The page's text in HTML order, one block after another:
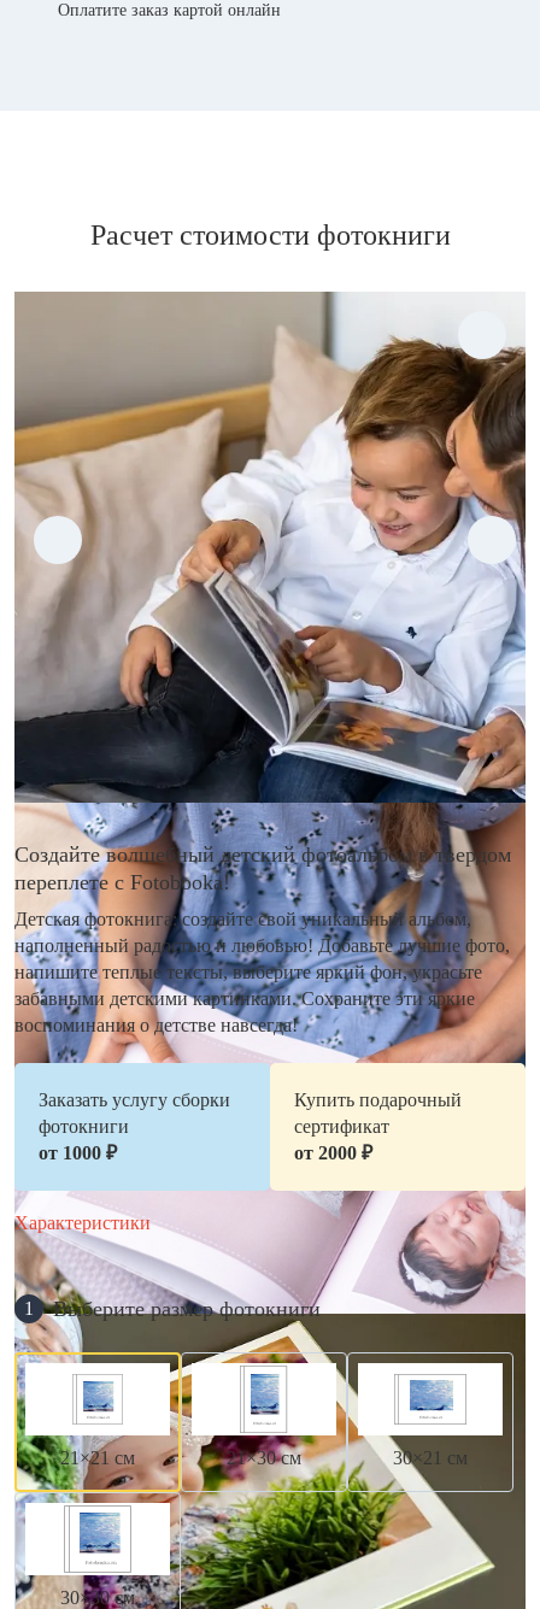
Оплатите заказ картой онлайн
Расчет стоимости фотокниги
Создайте волшебный детский фотоальбом в твердом
переплете с Fotobooka!
Детская фотокнига: создайте свой уникальный альбом,
наполненный радостью и любовью! Добавьте лучшие фото,
напишите теплые тексты, выберите яркий фон, украсьте
забавными детскими картинками. Сохраните эти яркие
воспоминания о детстве навсегда!
Заказать услугу сборки
фотокниги
от 1000 ₽
Купить подарочный
сертификат
от 2000 ₽
Характеристики
1 Выберите размер фотокниги
21×21 см 21×30 см 30×21 см
30×30 см